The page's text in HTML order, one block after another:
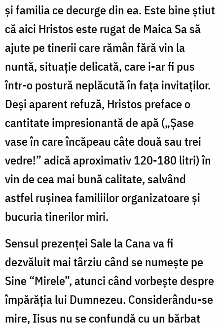
şi familia ce decurge din ea. Este bine ştiut
că aici Hristos este rugat de Maica Sa să
ajute pe tinerii care rămân fără vin la
nuntă, situaţie delicată, care i-ar fi pus
într-o postură neplăcută în faţa invitaţilor.
Deşi aparent refuză, Hristos preface o
cantitate impresionantă de apă („Şase
vase în care încăpeau câte două sau trei
vedre!” adică aproximativ 120-180 litri) în
vin de cea mai bună calitate, salvând
astfel ruşinea familiilor organizatoare şi
bucuria tinerilor miri.
Sensul prezenţei Sale la Cana va fi
dezvăluit mai târziu când se numeşte pe
Sine “Mirele”, atunci când vorbeşte despre
împărăţia lui Dumnezeu. Considerându-se
mire, Iisus nu se confundă cu un bărbat